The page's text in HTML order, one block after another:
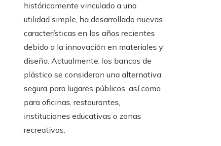
históricamente vinculado a una
utilidad simple, ha desarrollado nuevas
características en los años recientes
debido a la innovación en materiales y
diseño. Actualmente, los bancos de
plástico se consideran una alternativa
segura para lugares públicos, así como
para oficinas, restaurantes,
instituciones educativas o zonas
recreativas.